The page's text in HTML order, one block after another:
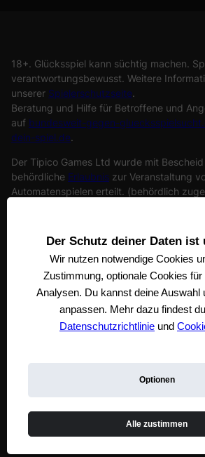
Der Schutz deiner Daten ist
Wir nutzen notwendige Cookies
Zustimmung, optionale Cookies
Analysen. Du kannst deine Auswahl
anpassen. Mehr dazu findest
Datenschutzrichtlinie und
Alle zustimmen
Optionen
18+. Glücksspiel kann süchtig machen.
verantwortungsbewusst. Weitere
unserer Spielerschutzseite.
Beratung und Hilfe für Betroffene und
auf bundesweit-gegen-
dein-spiel.de.
Der Tipico Games Ltd wurde mit
behördliche Erlaubnis zur Veranstaltung
Automatenspielen erteilt. (behördlich
Die registrierte Adresse der Tipico Games
Geschäftsbedingungen
Cookie-Einstellungen
Über Uns
Spielerschutz